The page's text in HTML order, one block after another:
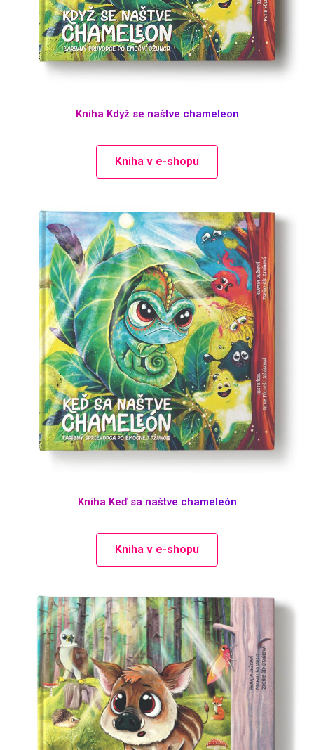
Kniha Když se naštve chameleon
Kniha v e-shopu
Kniha Keď sa naštve chameleón
Kniha v e-shopu